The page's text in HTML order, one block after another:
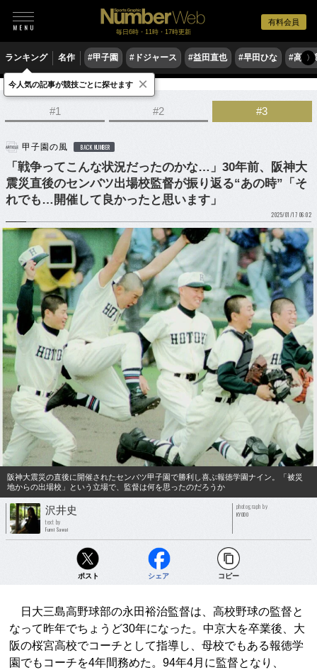
有料会員
毎日6時・11時・17時更新
ランキング 名作 #甲子園 #ドジャース #益田直也 #早田ひな #高木
〉
野球 高校野球
#1 #2 #3
甲子園の風 BACK NUMBER
「戦争ってこんな状況だったのかな…」30年前、阪神大
震災直後のセンバツ出場校監督が振り返る“あの時”「そ
れでも…開催して良かったと思います」
2025/01/17 06:02
阪神大震災の直後に開催されたセンバツ甲子園で勝利し喜ぶ報徳学園ナイン。「被災
地からの出場校」という立場で、監督は何を思ったのだろうか
沢井史
text by
Fumi Sawai
photograph by
KYODO
ポスト シェア コピー
日大三島高野球部の永田裕治監督は、高校野球の監督と
なって昨年でちょうど30年になった。中京大を卒業後、大
阪の桜宮高校でコーチとして指導し、母校でもある報徳学
園でもコーチを4年間務めた。94年4月に監督となり、
今人気の記事が競技ごとに探せます ×